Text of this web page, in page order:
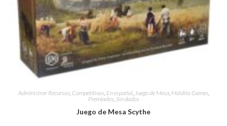
Administrar Recursos Competitivos En español, Juego de Mesa Maldito Games
Premiados Sin dados
Juego de Mesa Scythe